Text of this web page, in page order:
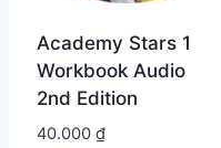
Academy Stars 1
Workbook Audio
2nd Edition
40.000 ₫